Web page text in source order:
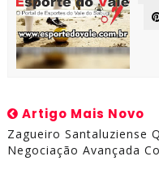
Artigo Mais Novo
Zagueiro Santaluziense
Negociação Avançada